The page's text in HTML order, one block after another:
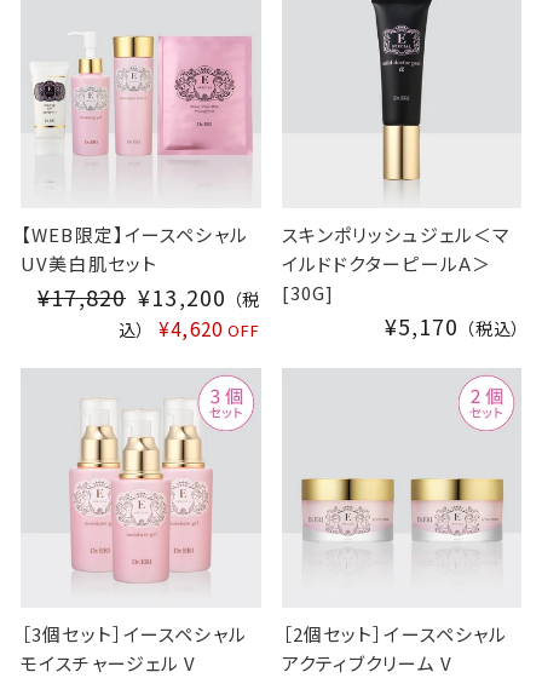
R
I
C
E
R
I
C
E
【WEB限定】イースペシャル
UV美白肌セット
¥17,820 S
A
P
R
I
C
E
¥13,200 （税
込）
¥4,620OFF
スキンポリッシュジェル＜マ
イルドドクターピールΑ＞
[30G]
¥5,170 （税込）
［3個セット］イースペシャル
モイスチャージェル V
［2個セット］イースペシャル
アクティブクリーム V